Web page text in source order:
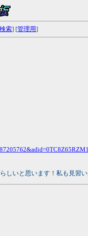
索] [管理用]
いと思います！私も見習